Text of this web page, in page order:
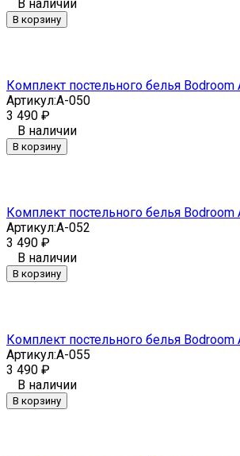
В наличии
В корзину
Комплект постельного белья Bodroom
Артикул:A-050
3 490 ₽
В наличии
В корзину
Комплект постельного белья Bodroom
Артикул:A-052
3 490 ₽
В наличии
В корзину
Комплект постельного белья Bodroom
Артикул:A-055
3 490 ₽
В наличии
В корзину